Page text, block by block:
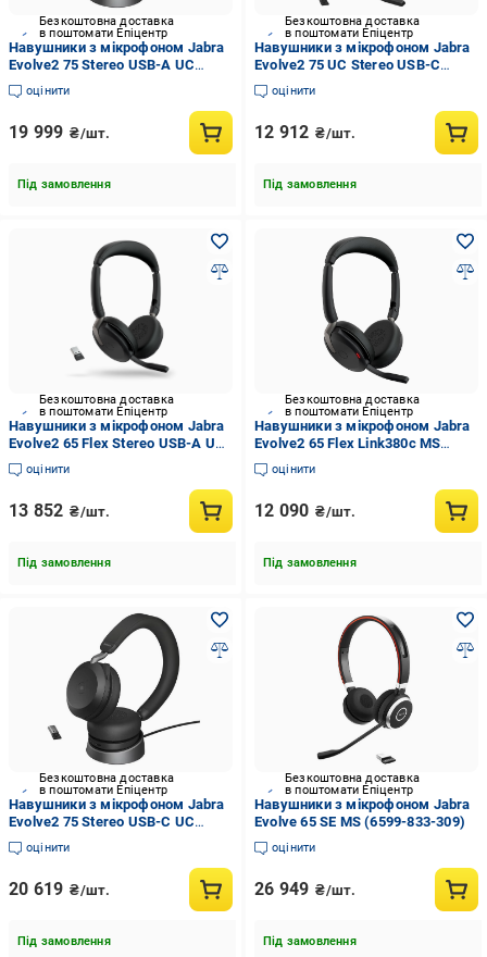
Безкоштовна доставка
в поштомати Епіцентр
Навушники з мікрофоном Jabra
Evolve2 75 Stereo USB-A UC
(27599-989-989)
оцінити
19 999 ₴/шт.
Під замовлення
Безкоштовна доставка
в поштомати Епіцентр
Навушники з мікрофоном Jabra
Evolve2 75 UC Stereo USB-C
Black (27599-989-899)
оцінити
12 912 ₴/шт.
Під замовлення
Безкоштовна доставка
в поштомати Епіцентр
Навушники з мікрофоном Jabra
Evolve2 65 Flex Stereo USB-A UC
WLC (26699-989-989)
оцінити
13 852 ₴/шт.
Під замовлення
Безкоштовна доставка
в поштомати Епіцентр
Навушники з мікрофоном Jabra
Evolve2 65 Flex Link380c MS
Stereo (26699-999-899)
оцінити
12 090 ₴/шт.
Під замовлення
Безкоштовна доставка
в поштомати Епіцентр
Навушники з мікрофоном Jabra
Evolve2 75 Stereo USB-C UC
(27599-989-889)
оцінити
20 619 ₴/шт.
Під замовлення
Безкоштовна доставка
в поштомати Епіцентр
Навушники з мікрофоном Jabra
Evolve 65 SE MS (6599-833-309)
оцінити
26 949 ₴/шт.
Під замовлення